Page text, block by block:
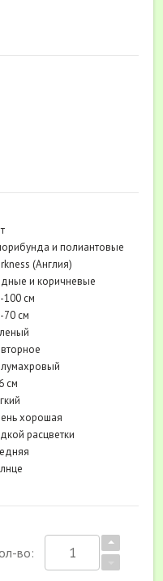
и полиантовые
(Англия)
и коричневые
100 см
70 см
см
хорошая
расцветки
во: